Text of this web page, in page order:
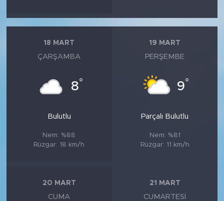
18 MART
ÇARŞAMBA
8°
Bulutlu
Nem: %88
Rüzgar: 18 km/h
19 MART
PERŞEMBE
9°
Parçalı Bulutlu
Nem: %81
Rüzgar: 11 km/h
20 MART
CUMA
21 MART
CUMARTESI